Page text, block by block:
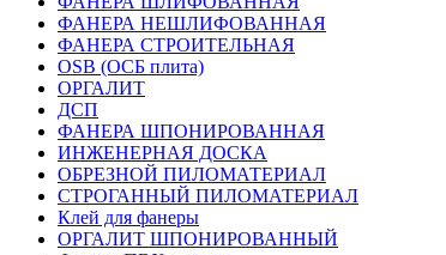
ФАНЕРА НЕШЛИФОВАННАЯ
ФАНЕРА СТРОИТЕЛЬНАЯ
OSB (ОСБ плита)
ОРГАЛИТ
ДСП
ФАНЕРА ШПОНИРОВАННАЯ
ИНЖЕНЕРНАЯ ДОСКА
ОБРЕЗНОЙ ПИЛОМАТЕРИАЛ
СТРОГАННЫЙ ПИЛОМАТЕРИАЛ
Клей для фанеры
ОРГАЛИТ ШПОНИРОВАННЫЙ